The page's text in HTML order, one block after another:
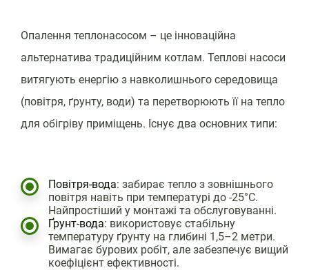
Опалення теплонасосом – це інноваційна
альтернатива традиційним котлам. Теплові насоси
витягують енергію з навколишнього середовища
(повітря, ґрунту, води) та перетворюють її на тепло
для обігріву приміщень. Існує два основних типи:
Повітря-вода: забирає тепло з зовнішнього
повітря навіть при температурі до -25°C.
Найпростіший у монтажі та обслуговуванні.
Ґрунт-вода: використовує стабільну
температуру ґрунту на глибині 1,5–2 метри.
Вимагає бурових робіт, але забезпечує вищий
коефіцієнт ефективності.